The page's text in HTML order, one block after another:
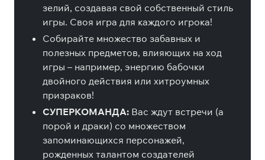
зелий, создавая свой собственный стиль
игры. Своя игра для каждого игрока!
Собирайте множество забавных и
полезных предметов, влияющих на ход
игры – например, энергию бабочки
двойного действия или хитроумных
призраков!
СУПЕРКОМАНДА: Вас ждут встречи (а
порой и драки) со множеством
запоминающихся персонажей,
рожденных талантом создателей